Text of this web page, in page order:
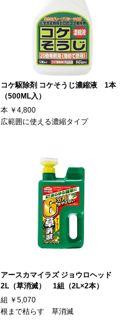
コケ駆除剤 コケそうじ濃縮液 1本
（500ML入）
本 ￥4,800
広範囲に使える濃縮タイプ
アースカマイラズ ジョウロヘッド
2L（草消滅） 1組（2L×2本）
組 ￥5,070
根まで枯らす 草消滅